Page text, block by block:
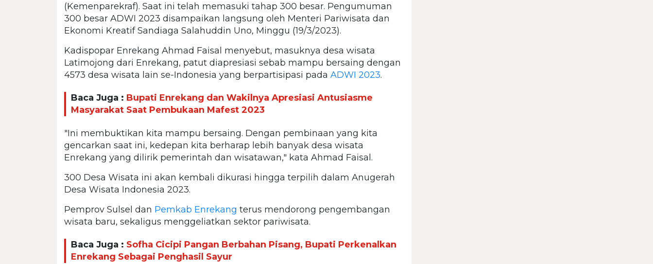
(Kemenparekraf). Saat ini telah memasuki tahap 300 besar. Pengumuman
300 besar ADWI 2023 disampaikan langsung oleh Menteri Pariwisata dan
Ekonomi Kreatif Sandiaga Salahuddin Uno, Minggu (19/3/2023).
Kadispopar Enrekang Ahmad Faisal menyebut, masuknya desa wisata
Latimojong dari Enrekang, patut diapresiasi sebab mampu bersaing dengan
4573 desa wisata lain se-Indonesia yang berpartisipasi pada ADWI 2023.
Baca Juga : Bupati Enrekang dan Wakilnya Apresiasi Antusiasme
Masyarakat Saat Pembukaan Mafest 2023
"Ini membuktikan kita mampu bersaing. Dengan pembinaan yang kita
gencarkan saat ini, kedepan kita berharap lebih banyak desa wisata
Enrekang yang dilirik pemerintah dan wisatawan," kata Ahmad Faisal.
300 Desa Wisata ini akan kembali dikurasi hingga terpilih dalam Anugerah
Desa Wisata Indonesia 2023.
Pemprov Sulsel dan Pemkab Enrekang terus mendorong pengembangan
wisata baru, sekaligus menggeliatkan sektor pariwisata.
Baca Juga : Sofha Cicipi Pangan Berbahan Pisang, Bupati Perkenalkan
Enrekang Sebagai Penghasil Sayur